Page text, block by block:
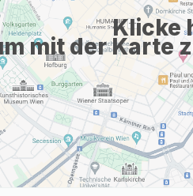
Klicke
mit der Karte